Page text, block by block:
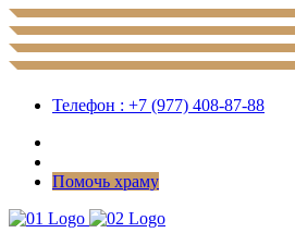
Телефон : +7 (977) 408-87-88
Помочь храму